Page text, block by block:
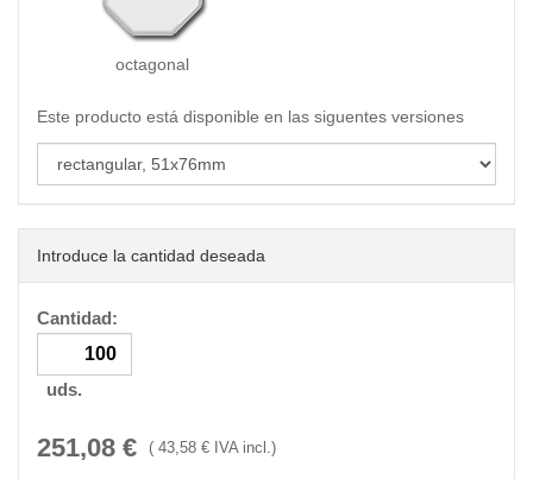
octagonal
Este producto está disponible en las siguentes versiones
Introduce la cantidad deseada
Cantidad:
uds.
251,08 € ( 43,58 € IVA incl.)